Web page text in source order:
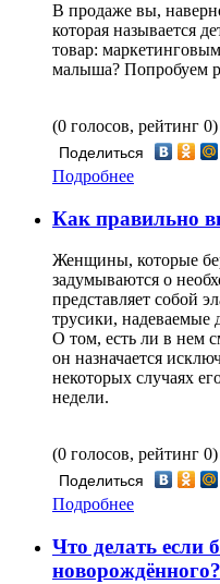
В продаже вы,
которая называется
товар:
малыша? Попробуем
(0 голосов, рейтинг 0)
Поделиться
Подробнее
Как правильно
Женщины, которые
задумываются о
представляет собой
трусики, надеваемые
О том, есть ли в нем
он назначается
некоторых случаях
недели.
(0 голосов, рейтинг 0)
Поделиться
Подробнее
Что делать если
новорождённого?